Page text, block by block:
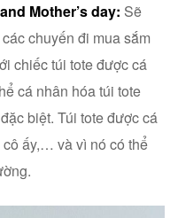
Mother’s day: Sẽ
chuyến đi mua sắm
chiếc túi tote được cá
cá nhân hóa túi tote
biệt. Túi tote được cá
ấy,… và vì nó có thể